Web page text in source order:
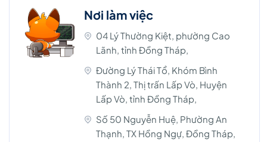
Nơi làm việc
04 Lý Thường Kiệt, phường Cao
Lãnh, tỉnh Đồng Tháp,
Đường Lý Thái Tổ, Khóm Bình
Thành 2, Thị trấn Lấp Vò, Huyện
Lấp Vò, tỉnh Đồng Tháp,
Số 50 Nguyễn Huệ, Phường An
Thạnh, TX Hồng Ngự, Đồng Tháp,